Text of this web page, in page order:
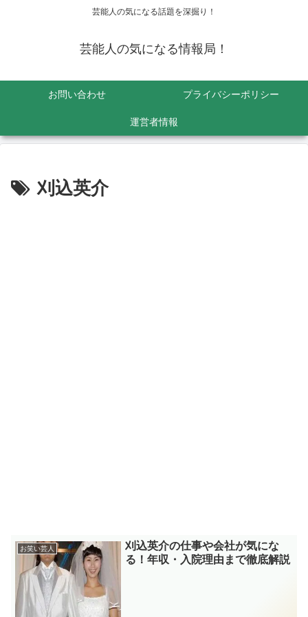
芸能人の気になる話題を深掘り！
芸能人の気になる情報局！
お問い合わせ プライバシーポリシー
運営者情報
刈込英介
お笑い芸人
刈込英介の仕事や会社が気にな
る！年収・入院理由まで徹底解説